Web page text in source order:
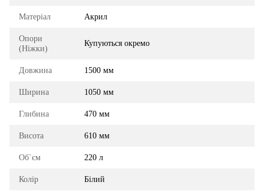
Матеріал Акрил
Опори
(Ніжки)
Купуються окремо
Довжина 1500 мм
Ширина 1050 мм
Глибина 470 мм
Висота 610 мм
Об`єм 220 л
Колір Білий